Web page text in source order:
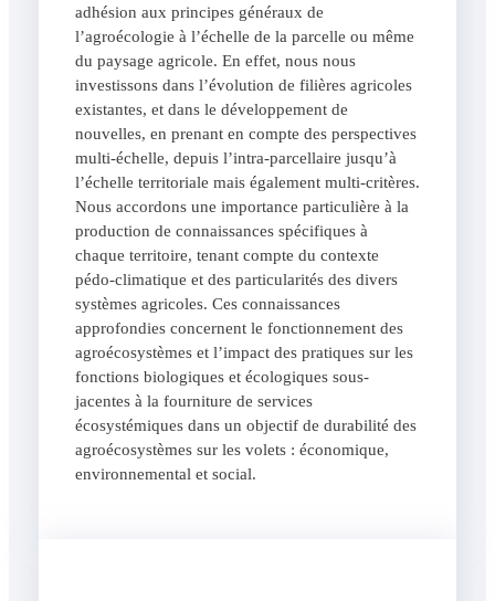
adhésion aux principes généraux de
l’agroécologie à l’échelle de la parcelle ou même
du paysage agricole. En effet, nous nous
investissons dans l’évolution de filières agricoles
existantes, et dans le développement de
nouvelles, en prenant en compte des perspectives
multi-échelle, depuis l’intra-parcellaire jusqu’à
l’échelle territoriale mais également multi-critères.
Nous accordons une importance particulière à la
production de connaissances spécifiques à
chaque territoire, tenant compte du contexte
pédo-climatique et des particularités des divers
systèmes agricoles. Ces connaissances
approfondies concernent le fonctionnement des
agroécosystèmes et l’impact des pratiques sur les
fonctions biologiques et écologiques sous-
jacentes à la fourniture de services
écosystémiques dans un objectif de durabilité des
agroécosystèmes sur les volets : économique,
environnemental et social.